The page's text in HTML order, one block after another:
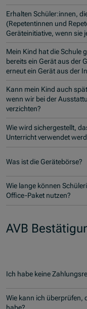
Erhalten Schüler:innen,
(Repetentinnen und
Geräteinitiative, wenn sie
Mein Kind hat die Schule
bereits ein Gerät aus der
erneut ein Gerät aus der
Kann mein Kind auch
wenn wir bei der
verzichten?
Wie wird sichergestellt,
Unterricht verwendet
Was ist die Gerätebörse?
Wie lange können
Office-Paket nutzen?
AVB
Ich habe keine
Wie kann ich überprüfen,